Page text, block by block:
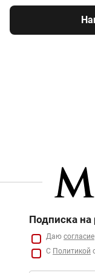
Подписка на
Даю согласие
С Политикой